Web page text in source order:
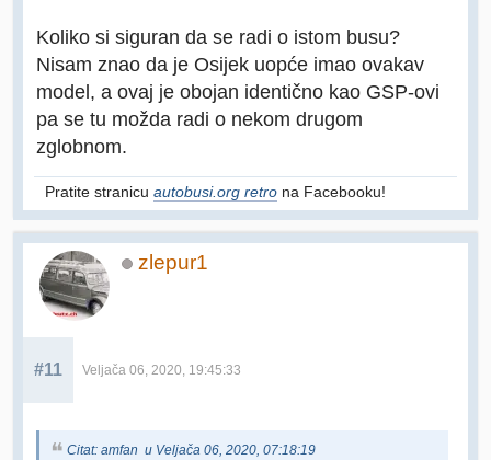
Koliko si siguran da se radi o istom busu?
Nisam znao da je Osijek uopće imao ovakav
model, a ovaj je obojan identično kao GSP-ovi
pa se tu možda radi o nekom drugom
zglobnom.
Pratite stranicu autobusi.org retro na Facebooku!
zlepur1
#11 Veljača 06, 2020, 19:45:33
Citat: amfan u Veljača 06, 2020, 07:18:19